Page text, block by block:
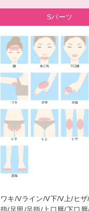
Sパーツ
ワキ/Vライン/V下/V上/ヒ
指/足甲/足指/上口唇/下口